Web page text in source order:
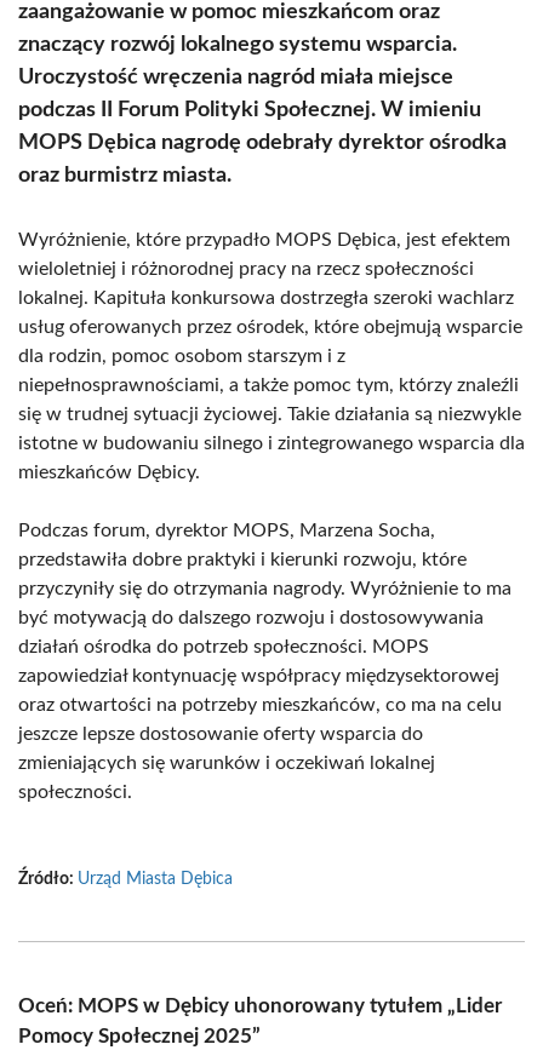
zaangażowanie w pomoc mieszkańcom oraz
znaczący rozwój lokalnego systemu wsparcia.
Uroczystość wręczenia nagród miała miejsce
podczas II Forum Polityki Społecznej. W imieniu
MOPS Dębica nagrodę odebrały dyrektor ośrodka
oraz burmistrz miasta.
Wyróżnienie, które przypadło MOPS Dębica, jest efektem
wieloletniej i różnorodnej pracy na rzecz społeczności
lokalnej. Kapituła konkursowa dostrzegła szeroki wachlarz
usług oferowanych przez ośrodek, które obejmują wsparcie
dla rodzin, pomoc osobom starszym i z
niepełnosprawnościami, a także pomoc tym, którzy znaleźli
się w trudnej sytuacji życiowej. Takie działania są niezwykle
istotne w budowaniu silnego i zintegrowanego wsparcia dla
mieszkańców Dębicy.
Podczas forum, dyrektor MOPS, Marzena Socha,
przedstawiła dobre praktyki i kierunki rozwoju, które
przyczyniły się do otrzymania nagrody. Wyróżnienie to ma
być motywacją do dalszego rozwoju i dostosowywania
działań ośrodka do potrzeb społeczności. MOPS
zapowiedział kontynuację współpracy międzysektorowej
oraz otwartości na potrzeby mieszkańców, co ma na celu
jeszcze lepsze dostosowanie oferty wsparcia do
zmieniających się warunków i oczekiwań lokalnej
społeczności.
Źródło: Urząd Miasta Dębica
Oceń: MOPS w Dębicy uhonorowany tytułem „Lider
Pomocy Społecznej 2025”